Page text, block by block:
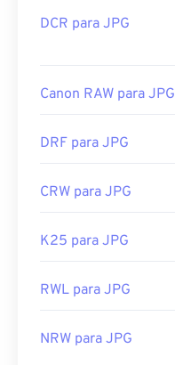
Use nossoSeletor de
DCR para JPG
Canon RAW para JPG
DRF para JPG
CRW para JPG
K25 para JPG
RWL para JPG
NRW para JPG